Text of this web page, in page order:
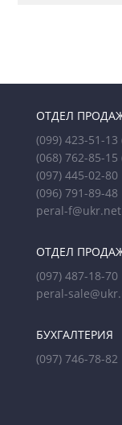
ОТДЕЛ
(099) 423-51-13
(068) 762-85-15
(097) 445-02-80
(096) 791-89-48
peral-f@ukr.net
ОТДЕЛ
(097) 487-18-70
peral-
БУХГАЛТЕРИЯ
(097) 746-78-82